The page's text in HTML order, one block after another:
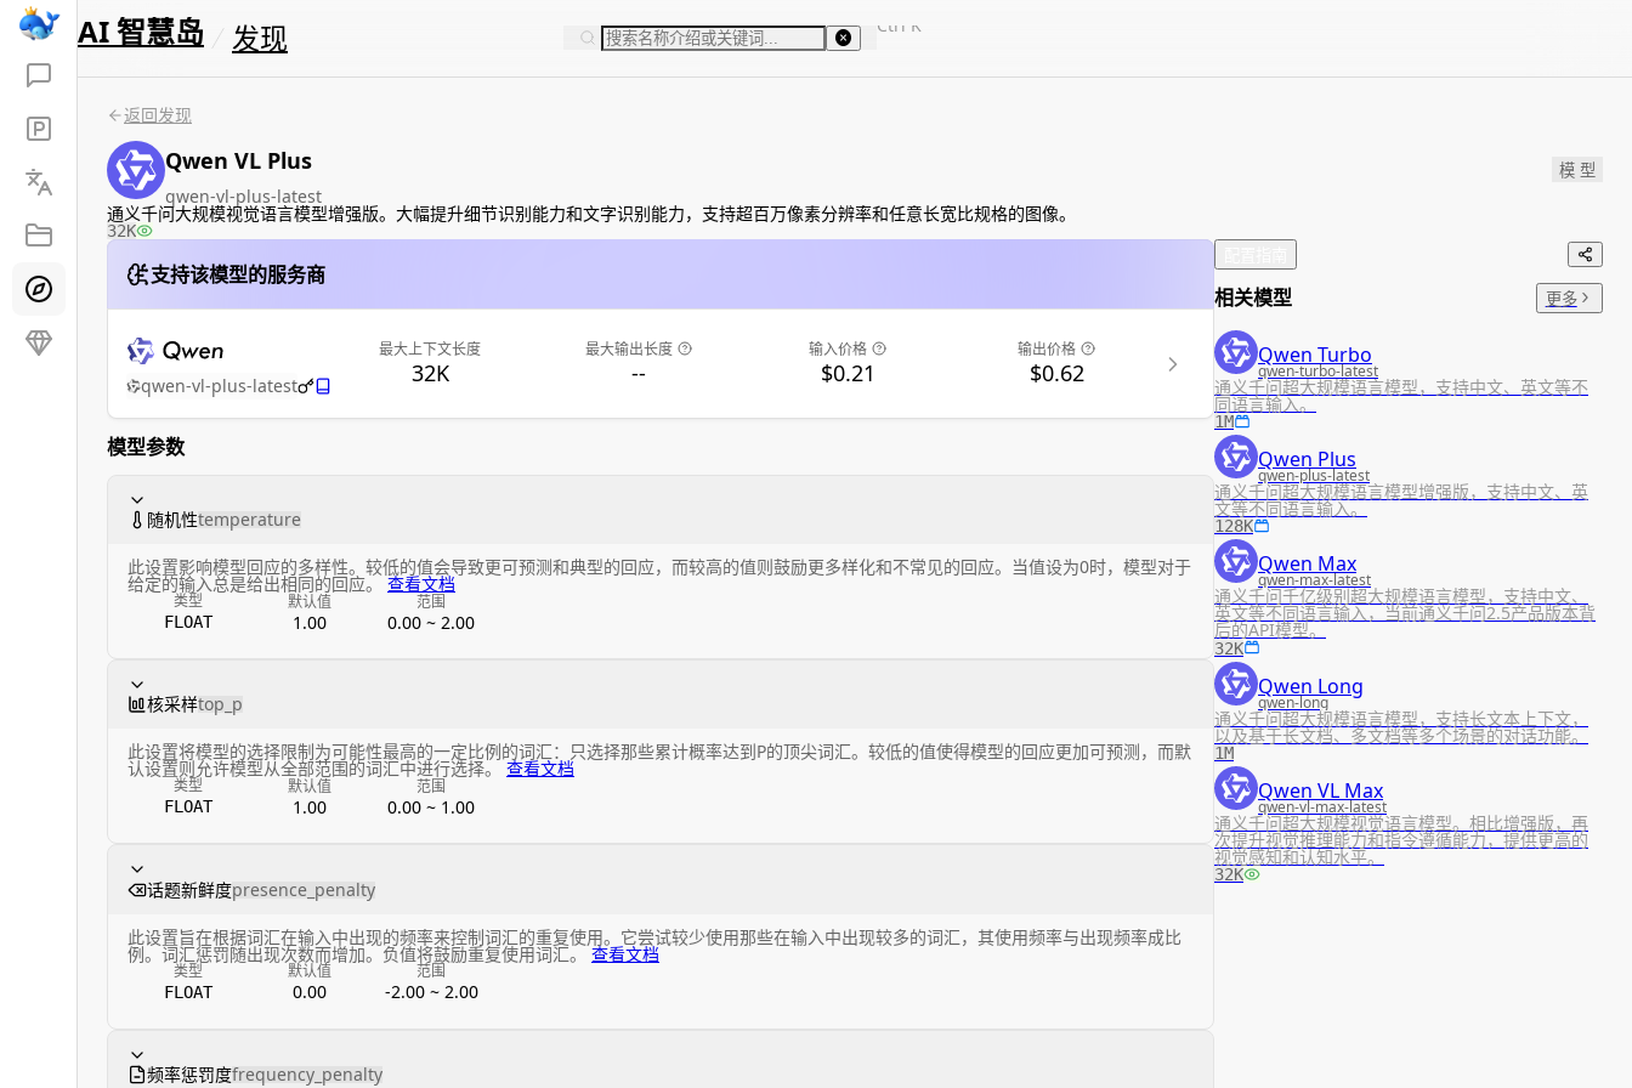
AI 智慧岛 发现 Ctrl K
返回发现
Qwen VL Plus
qwen-vl-plus-latest
模 型
通义千问大规模视觉语言模型增强版。大幅提升细节识别能力和文字识别能力，支持超百万像素分辨率和任意长宽比规格的图像。
32K
支持该模型的服务商
qwen-vl-plus-latest
最大上下文长度
32K
最大输出长度
--
输入价格
$0.21
输出价格
$0.62
模型参数
随机性temperature
此设置影响模型回应的多样性。较低的值会导致更可预测和典型的回应，而较高的值则鼓励更多样化和不常见的回应。当值设为0时，模型对于
给定的输入总是给出相同的回应。 查看文档
类型
FLOAT
默认值
1.00
范围
0.00 ~ 2.00
核采样top_p
此设置将模型的选择限制为可能性最高的一定比例的词汇：只选择那些累计概率达到P的顶尖词汇。较低的值使得模型的回应更加可预测，而默
认设置则允许模型从全部范围的词汇中进行选择。 查看文档
类型
FLOAT
默认值
1.00
范围
0.00 ~ 1.00
话题新鲜度presence_penalty
此设置旨在根据词汇在输入中出现的频率来控制词汇的重复使用。它尝试较少使用那些在输入中出现较多的词汇，其使用频率与出现频率成比
例。词汇惩罚随出现次数而增加。负值将鼓励重复使用词汇。 查看文档
类型
FLOAT
默认值
0.00
范围
-2.00 ~ 2.00
频率惩罚度frequency_penalty
相关模型 更多
Qwen Turbo
qwen-turbo-latest
通义千问超大规模语言模型，支持中文、英文等不
同语言输入。
1M
Qwen Plus
qwen-plus-latest
通义千问超大规模语言模型增强版，支持中文、英
文等不同语言输入。
128K
Qwen Max
qwen-max-latest
通义千问千亿级别超大规模语言模型，支持中文、
英文等不同语言输入，当前通义千问2.5产品版本背
后的API模型。
32K
Qwen Long
qwen-long
通义千问超大规模语言模型，支持长文本上下文，
以及基于长文档、多文档等多个场景的对话功能。
1M
Qwen VL Max
qwen-vl-max-latest
通义千问超大规模视觉语言模型。相比增强版，再
次提升视觉推理能力和指令遵循能力，提供更高的
视觉感知和认知水平。
32K